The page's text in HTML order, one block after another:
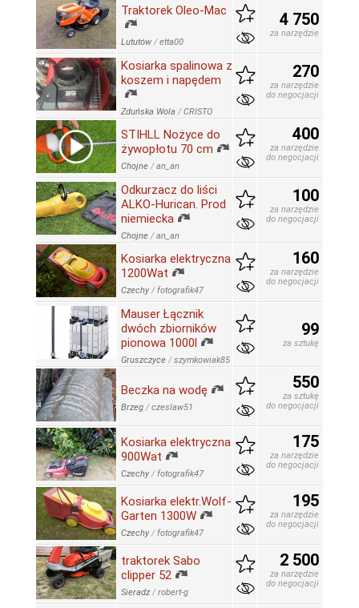
Traktorek Oleo-Mac
Lututów /etta00
4 750
za narzędzie
Kosiarka spalinowa z
koszem i napędem
Zduńska Wola /CRISTO
270
za narzędzie
do negocjacji
STIHLL Nożyce do
żywopłotu 70 cm
Chojne /an_an
400
za narzędzie
do negocjacji
Odkurzacz do liści
ALKO-Hurican. Prod
niemiecka
Chojne /an_an
100
za narzędzie
do negocjacji
Kosiarka elektryczna
1200Wat
Czechy /fotografik47
160
za narzędzie
do negocjacji
Mauser Łącznik
dwóch zbiorników
pionowa 1000l
Gruszczyce /szymkowiak85
99
za sztukę
Beczka na wodę
Brzeg /czeslaw51
550
za sztukę
do negocjacji
Kosiarka elektryczna
900Wat
Czechy /fotografik47
175
za narzędzie
do negocjacji
Kosiarka elektr.Wolf-
Garten 1300W
Czechy /fotografik47
195
za narzędzie
do negocjacji
traktorek Sabo
clipper 52
Sieradz /robert-g
2 500
za narzędzie
do negocjacji